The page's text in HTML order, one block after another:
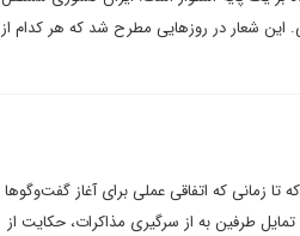
شعار در روزهایی مطرح شد که هر کدام از
زمانى که اتفاقى عملى براى آغاز گفت‌وگوها
طرفين به از سرگيرى مذاکرات، حکايت از